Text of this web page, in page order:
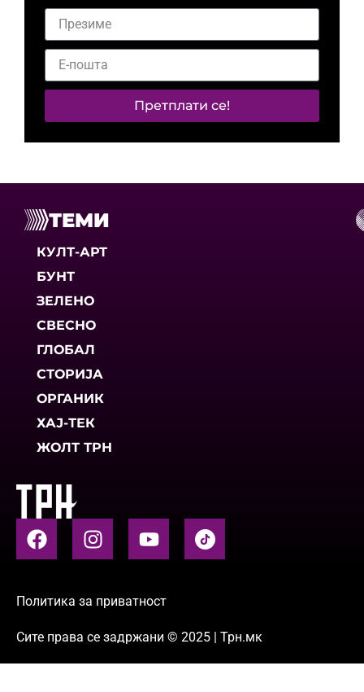
Претплати се!
ТЕМИ
КУЛТ-АРТ
БУНТ
ЗЕЛЕНО
СВЕСНО
ГЛОБАЛ
СТОРИЈА
ОРГАНИК
ХАЈ-ТЕК
ЖОЛТ ТРН
Политика за приватност
Сите права се задржани © 2025 | Трн.мк